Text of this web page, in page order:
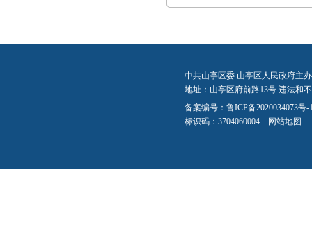
中共山亭区委 山亭区人民政府主
地址：山亭区府前路13号 违法和
备案编号： 鲁ICP备2020034073号-
标识码：3704060004 网站地图